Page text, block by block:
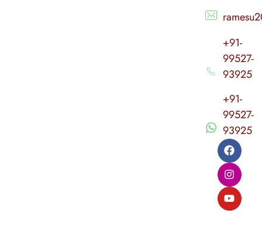
+91-
99527-
93925
+91-
99527-
93925